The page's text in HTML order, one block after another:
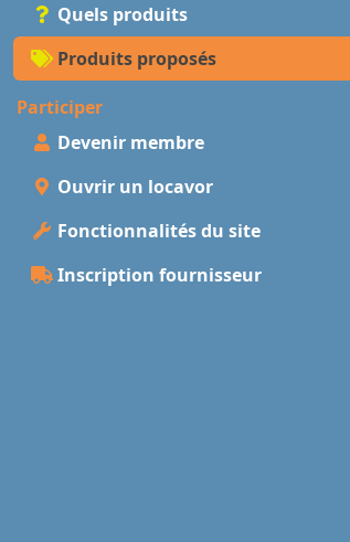
Quels produits
Produits proposés
Participer
Devenir membre
Ouvrir un locavor
Fonctionnalités du site
Inscription fournisseur